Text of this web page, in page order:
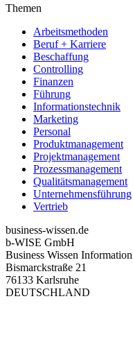
Themen
Arbeitsmethoden
Beruf + Karriere
Beschaffung
Controlling
Finanzen
Führung
Informationstechnik
Marketing
Personal
Produktmanagement
Projektmanagement
Prozessmanagement
Qualitätsmanagement
Unternehmensführung
Vertrieb
business-wissen.de
b-WISE GmbH
Business Wissen
Bismarckstraße 21
76133 Karlsruhe
DEUTSCHLAND